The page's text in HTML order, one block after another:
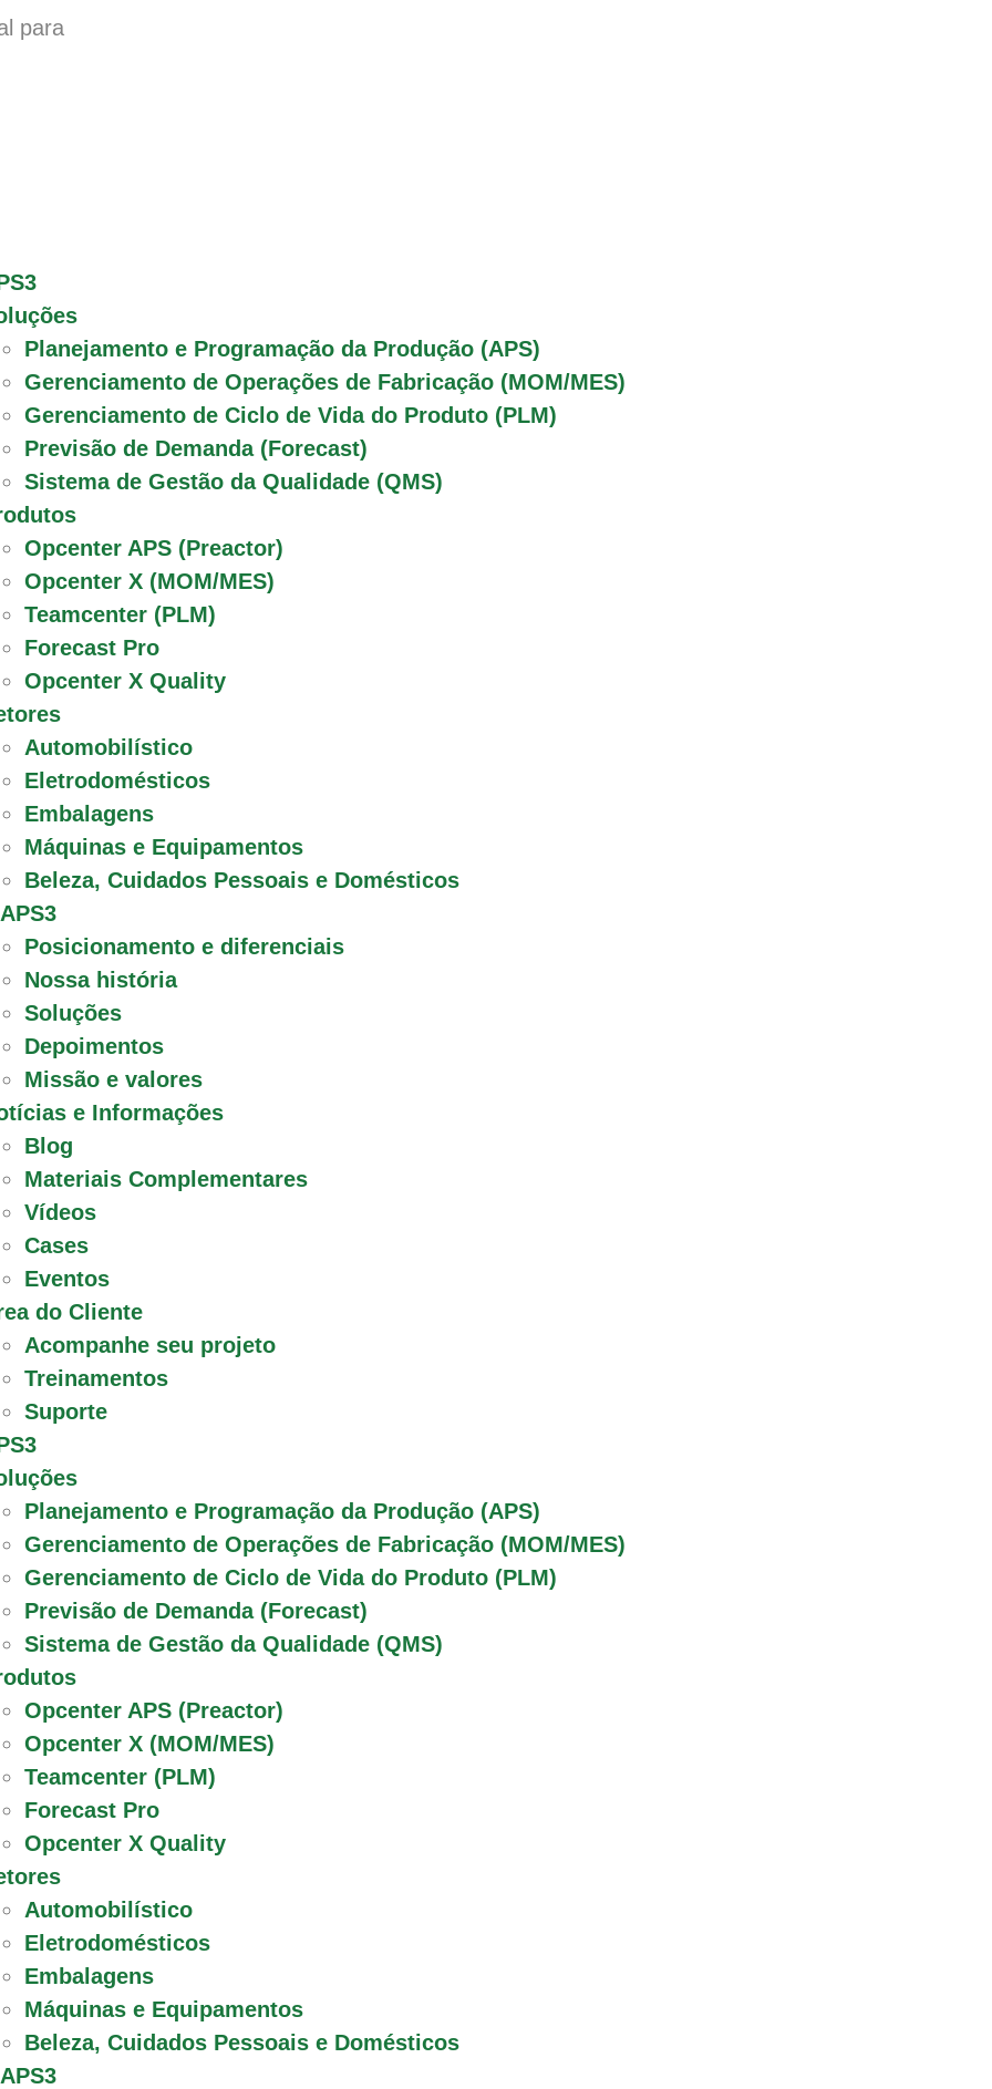
para
Planejamento e Programação da Produção (APS)
Gerenciamento de Operações de Fabricação (MOM/MES)
Gerenciamento de Ciclo de Vida do Produto (PLM)
Previsão de Demanda (Forecast)
Sistema de Gestão da Qualidade (QMS)
Opcenter APS (Preactor)
Opcenter X (MOM/MES)
Teamcenter (PLM)
Forecast Pro
Opcenter X Quality
Automobilístico
Eletrodomésticos
Embalagens
Máquinas e Equipamentos
Beleza, Cuidados Pessoais e Domésticos
Posicionamento e diferenciais
Nossa história
Soluções
Depoimentos
Missão e valores
e Informações
Blog
Materiais Complementares
Vídeos
Cases
Eventos
do Cliente
Acompanhe seu projeto
Treinamentos
Suporte
Planejamento e Programação da Produção (APS)
Gerenciamento de Operações de Fabricação (MOM/MES)
Gerenciamento de Ciclo de Vida do Produto (PLM)
Previsão de Demanda (Forecast)
Sistema de Gestão da Qualidade (QMS)
Opcenter APS (Preactor)
Opcenter X (MOM/MES)
Teamcenter (PLM)
Forecast Pro
Opcenter X Quality
Automobilístico
Eletrodomésticos
Embalagens
Máquinas e Equipamentos
Beleza, Cuidados Pessoais e Domésticos